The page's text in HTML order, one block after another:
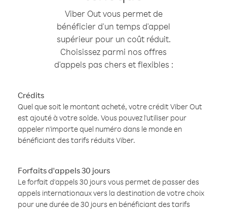
Viber Out vous permet de
bénéficier d'un temps d'appel
supérieur pour un coût réduit.
Choisissez parmi nos offres
d'appels pas chers et flexibles :
Crédits
Quel que soit le montant acheté, votre crédit Viber Out
est ajouté à votre solde. Vous pouvez l'utiliser pour
appeler n'importe quel numéro dans le monde en
bénéficiant des tarifs réduits Viber.
Forfaits d'appels 30 jours
Le forfait d'appels 30 jours vous permet de passer des
appels internationaux vers la destination de votre choix
pour une durée de 30 jours en bénéficiant des tarifs